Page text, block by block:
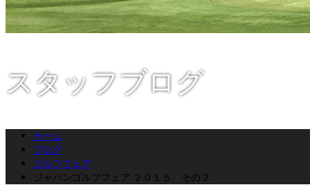
スタッフブログ
ホーム
ブログ
ゴルフフェア
ジャパンゴルフフェア ２０１５ その２